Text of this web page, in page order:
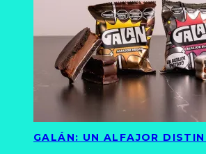
GALÁN: UN ALFAJOR